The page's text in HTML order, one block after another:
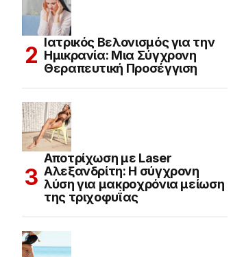
Ιατρικός Βελονισμός για την
Ημικρανία: Μια Σύγχρονη
Θεραπευτική Προσέγγιση
Αποτρίχωση με Laser
Αλεξανδρίτη: Η σύγχρονη
λύση για μακροχρόνια μείωση
της τριχοφυΐας